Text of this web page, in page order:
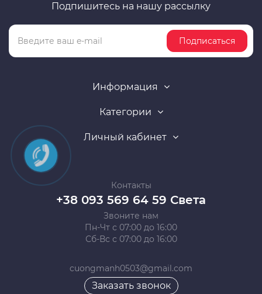
Подпишитесь на нашу рассылку
Подписаться
Информация
Категории
Личный кабинет
Контакты
+38 093 569 64 59 Света
Звоните нам
Пн-Чт с 07:00 до 16:00
Сб-Вс с 07:00 до 16:00
cuongmanh0503@gmail.com
Заказать звонок